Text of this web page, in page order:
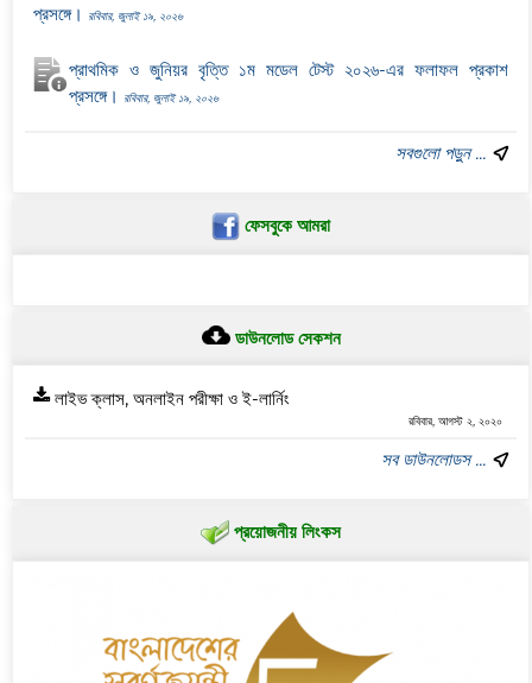
প্রসঙ্গে।
রবিবার, জুলাই ১৯, ২০২৬
প্রাথমিক ও জুনিয়র বৃত্তি ১ম মডেল টেস্ট ২০২৬-এর ফলাফল প্রকাশ
প্রসঙ্গে।
রবিবার, জুলাই ১৯, ২০২৬
সবগুলো পড়ুন ...
ফেসবুকে আমরা
ডাউনলোড সেকশন
লাইভ ক্লাস, অনলাইন পরীক্ষা ও ই-লার্নিং
রবিবার, আগস্ট ২, ২০২০
সব ডাউনলোডস ...
প্রয়োজনীয় লিংকস